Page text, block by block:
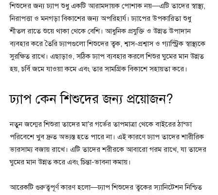
শিশুদের জন্য ঢ্যাপ শুধু একটি আরামদায়ক পোশাক নয়—এটি তাদের স্বাস্থ্য,
নিরাপত্তা ও মনগড়া বিকাশের জন্য অপরিহার্য। ঢ্যাপের উপকারিতা শুধু
শীতল রাতে শুয়ে থাকা থেকে বেশি। আধুনিক প্রযুক্তি ও উন্নত উপাদান
ব্যবহার করে তৈরি ঢ্যাপগুলো শিশুদের ত্বক, শ্বাস-প্রশ্বাস ও গ্যাস্ট্রিক স্বাস্থ্যকে
সুরক্ষিত রাখে। এছাড়াও, সঠিক ঢ্যাপ ব্যবহার করলে শিশুর ঘুমের মান উন্নত
হয়, চর্বি জমে যাওয়া কমে এবং তার সামগ্রিক বিকাশে সহায়তা করে।
ঢ্যাপ কেন শিশুদের জন্য প্রয়োজন?
নতুন জন্মের শিশুরা তাদের মা’র গর্ভের তাপমাত্রা থেকে বাইরের ঠান্ডা
পরিবেশে খুব দ্রুত অভ্যস্ত হতে পারে না। এই কারণে ঢ্যাপ তাদের শারীরিক
ভারসাম্য বজায় রাখে। এটি তাদের শরীরকে আবারো গরম রাখে, যা তাদের
ঘুমের মান উন্নত করে এবং চিন্তা-ভাবনা কমায়।
আরেকটি গুরুত্বপূর্ণ কারণ হলো—ঢ্যাপ শিশুদের ত্বকের স্যানিটেশন নিশ্চিত